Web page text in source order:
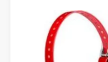
Receptores
Receptores para